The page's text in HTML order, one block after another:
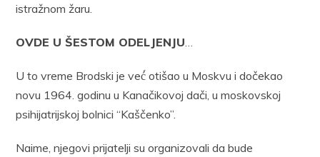
istražnom žaru.
OVDE U ŠESTOM ODELJENJU
U to vreme Brodski je već́ otišao u Moskvu i dočekao
novu 1964. godinu u Kanačikovoj dači, u moskovskoj
psihijatrijskoj bolnici “Kaščenko”.
Naime, njegovi prijatelji su organizovali da bude